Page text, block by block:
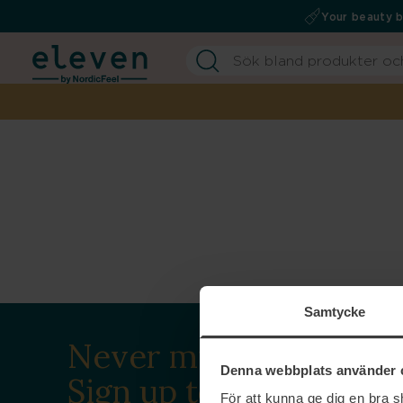
Samtycke
Denna webbplats använder
För att kunna ge dig en bra
Your beauty
Never miss a beat.
Sign up to our